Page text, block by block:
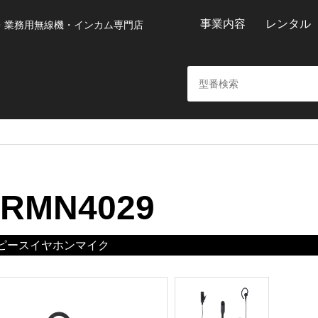
業務用無線機・インカム専門店 事業内容 レンタル
ースイヤホンマイク